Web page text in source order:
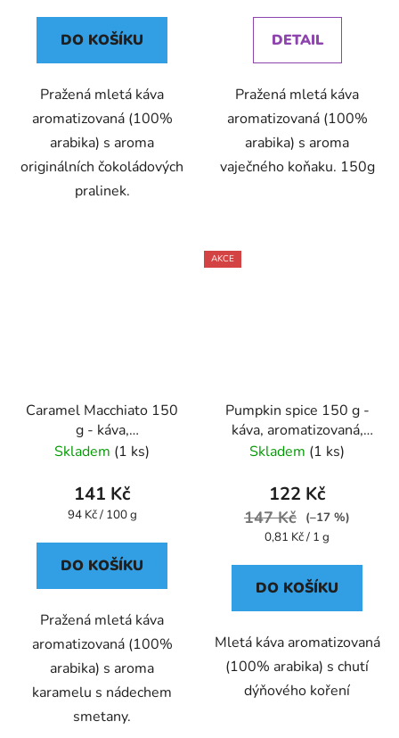
DO KOŠÍKU
Pražená mletá káva
aromatizovaná (100%
arabika) s aroma
originálních čokoládových
pralinek.
DETAIL
Pražená mletá káva
aromatizovaná (100%
arabika) s aroma
vaječného koňaku. 150g
Caramel Macchiato 150
g - káva,
aromatizovaná,mletá -
Skladem (1 ks)
141 Kč
Měrná
94 Kč / 100 g
DO KOŠÍKU
Pražená mletá káva
aromatizovaná (100%
arabika) s aroma
karamelu s nádechem
smetany.
AKCE
Pumpkin spice 150 g -
káva, aromatizovaná,
mletá - Oxalis
Skladem (1 ks)
122 Kč
147 Kč
(–17 %)
Měrná
0,81 Kč / 1 g
DO KOŠÍKU
Mletá káva aromatizovaná
(100% arabika) s chutí
dýňového koření